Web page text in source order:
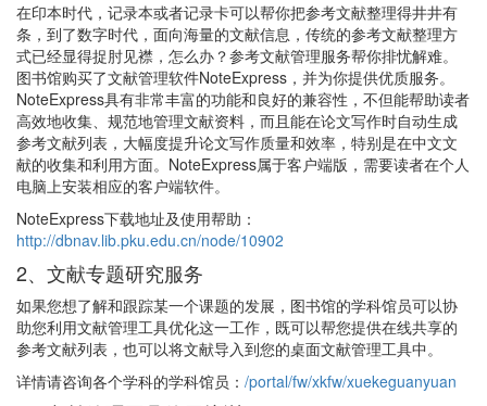
在印本时代，记录本或者记录卡可以帮你把参考文献整理得井井有
条，到了数字时代，面向海量的文献信息，传统的参考文献整理方
式已经显得捉肘见襟，怎么办？参考文献管理服务帮你排忧解难。
图书馆购买了文献管理软件NoteExpress，并为你提供优质服务。
NoteExpress具有非常丰富的功能和良好的兼容性，不但能帮助读者
高效地收集、规范地管理文献资料，而且能在论文写作时自动生成
参考文献列表，大幅度提升论文写作质量和效率，特别是在中文文
献的收集和利用方面。NoteExpress属于客户端版，需要读者在个人
电脑上安装相应的客户端软件。
NoteExpress下载地址及使用帮助：
http://dbnav.lib.pku.edu.cn/node/10902
2、文献专题研究服务
如果您想了解和跟踪某一个课题的发展，图书馆的学科馆员可以协
助您利用文献管理工具优化这一工作，既可以帮您提供在线共享的
参考文献列表，也可以将文献导入到您的桌面文献管理工具中。
详情请咨询各个学科的学科馆员： /portal/fw/xkfw/xuekeguanyuan